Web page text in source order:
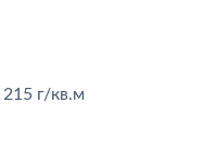
215 г/кв.м